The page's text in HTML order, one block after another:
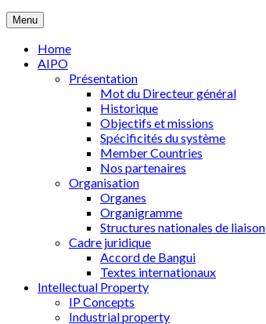
Menu
Home
AIPO
Présentation
Mot du Directeur général
Historique
Objectifs et missions
Spécificités du système
Member Countries
Nos partenaires
Organisation
Organes
Organigramme
Structures nationales de liaison
Cadre juridique
Accord de Bangui
Textes internationaux
Intellectual Property
IP Concepts
Industrial property